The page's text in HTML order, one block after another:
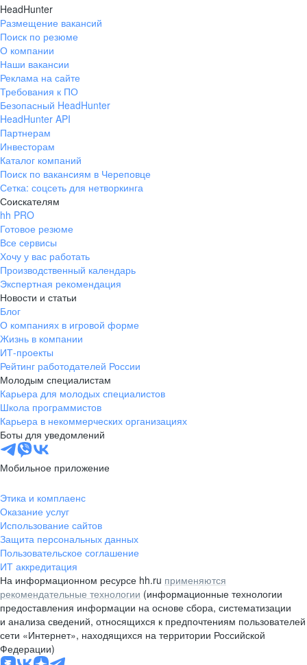
HeadHunter
Размещение вакансий
Поиск по резюме
О компании
Наши вакансии
Реклама на сайте
Требования к ПО
Безопасный HeadHunter
HeadHunter API
Партнерам
Инвесторам
Каталог компаний
Поиск по вакансиям в Череповце
Сетка: соцсеть для нетворкинга
Соискателям
hh PRO
Готовое резюме
Все сервисы
Хочу у вас работать
Производственный календарь
Экспертная рекомендация
Новости и статьи
Блог
О компаниях в игровой форме
Жизнь в компании
ИТ-проекты
Рейтинг работодателей России
Молодым специалистам
Карьера для молодых специалистов
Школа программистов
Карьера в некоммерческих организациях
Боты для уведомлений
Мобильное приложение
Этика и комплаенс
Оказание услуг
Использование сайтов
Защита персональных данных
Пользовательское соглашение
ИТ аккредитация
На информационном ресурсе hh.ru применяются
рекомендательные технологии (информационные технологии
предоставления информации на основе сбора, систематизации
и анализа сведений, относящихся к предпочтениям пользователей
сети «Интернет», находящихся на территории Российской
Федерации)